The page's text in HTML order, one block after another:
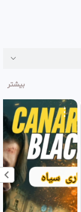
بیشتر